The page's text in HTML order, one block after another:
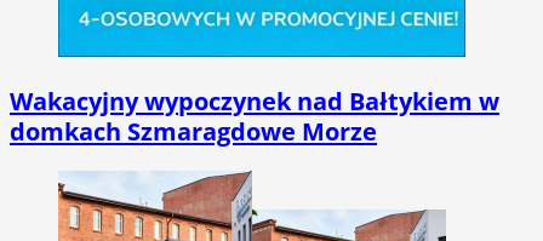
Wakacyjny wypoczynek nad Bałtykiem w
domkach Szmaragdowe Morze